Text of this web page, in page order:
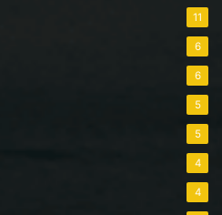
11
6
6
5
5
4
4